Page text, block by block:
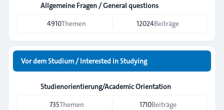
Allgemeine Fragen / General questions
4910Themen 12024Beiträge
Vor dem Studium / Interested in Studying
Studienorientierung/Academic Orientation
735Themen 1710Beiträge